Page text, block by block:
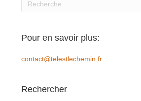
Pour en savoir plus:
contact@telestlechemin.fr
Rechercher